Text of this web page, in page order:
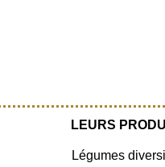
LEURS
Légumes